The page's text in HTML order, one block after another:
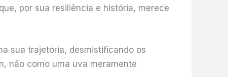
por sua resiliência e história, merece
sua trajetória, desmistificando os
não como uma uva meramente